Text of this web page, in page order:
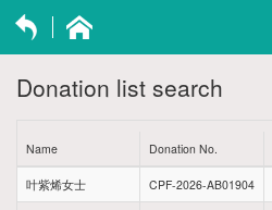
Donation list search
Name Donation No.
叶紫烯女士 CPF-2026-AB01904